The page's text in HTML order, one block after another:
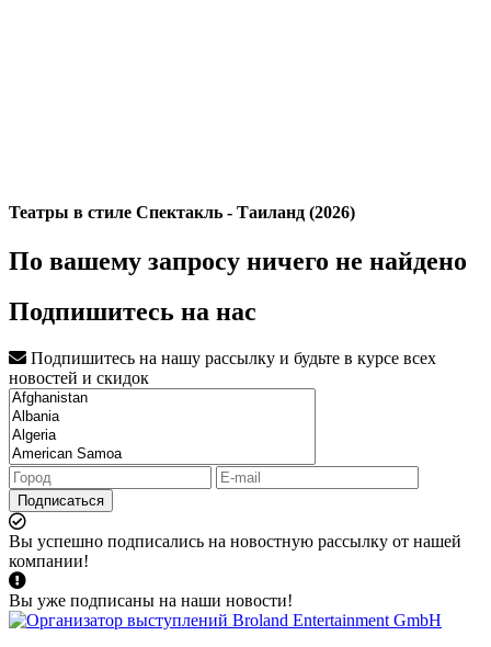
Театры в стиле Спектакль - Таиланд (2026)
По вашему запросу ничего не найдено
Подпишитесь на нас
Подпишитесь на нашу рассылку и будьте в курсе всех
новостей и скидок
Подписаться
Вы успешно подписались на новостную рассылку от нашей
компании!
Вы уже подписаны на наши новости!